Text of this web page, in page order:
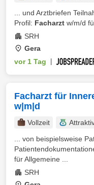
... und Arztbriefen
Profil: Facharzt w/m/d
SRH
Gera
vor 1 Tag
Facharzt für
w|m|d
Vollzeit
... von beispielsweise
für Allgemeine ...
SRH